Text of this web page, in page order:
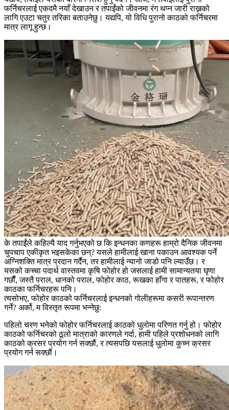
फर्निचरलाई एकदमै नयाँ देखाउन र तपाईंको जीवनमा रंग थप्न जारी राख्नको
लागि एउटा चतुर तरिका बताउनेछु। यद्यपि, यो विधि पुरानो काठको फर्निचरमा
मात्र लागू हुन्छ।
के तपाईंले कहिल्यै याद गर्नुभएको छ कि इन्धनका कणहरू हाम्रो दैनिक जीवनमा
चुपचाप एकीकृत भइसकेका छन्? यसले हामीलाई खाना पकाउन आवश्यक पर्ने
अग्निशक्ति मात्र प्रदान गर्दैन, तर हामीलाई न्यानो जाडो पनि ल्याउँछ। र
यसको कच्चा पदार्थ वास्तवमा कृषि फोहोर हो जसलाई हामी सामान्यतया घृणा
गर्छौं, जस्तै पराल, धानको पराल, फोहोर काठ, रूखका हाँगा र पातहरू, र फोहोर
काठका फर्निचरहरू पनि।
त्यसोभए, फोहोर काठको फर्निचरलाई इन्धनको गोलीहरूमा कसरी रूपान्तरण
गर्ने? अर्को, म विस्तृत रूपमा भन्नेछु:
पहिलो चरण भनेको फोहोर फर्निचरलाई काठको धुलोमा परिणत गर्नु हो। फोहोर
काठको फर्निचरको ठूलो मात्राको कारणले गर्दा, हामी पहिले प्रशोधनको लागि
काठको क्रसर प्रयोग गर्न सक्छौं, र त्यसपछि यसलाई धुलोमा कुच्न क्रसर
प्रयोग गर्न सक्छौं।